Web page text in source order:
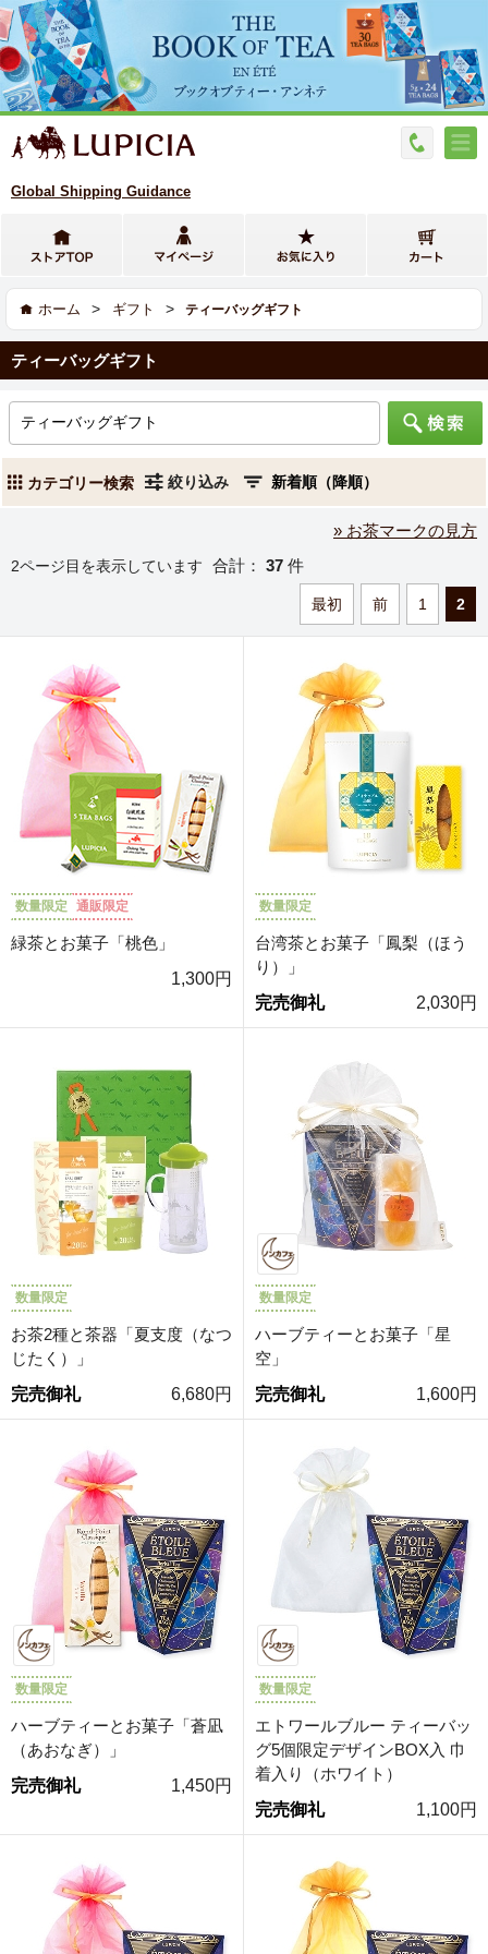
Global Shipping Guidance
ホーム > ギフト > ティーバッグギフト
ティーバッグギフト
カテゴリー検索 絞り込み
» お茶マークの見方
2ページ目を表示しています 合計： 37 件
最初 前 1 2
数量限定 通販限定
緑茶とお菓子「桃色」
1,300円
数量限定
台湾茶とお菓子「鳳梨（ほう
り）」
完売御礼
2,030円
数量限定
お茶2種と茶器「夏支度（なつ
じたく）」
完売御礼
6,680円
数量限定
ハーブティーとお菓子「星
空」
完売御礼
1,600円
数量限定
ハーブティーとお菓子「蒼凪
（あおなぎ）」
完売御礼
1,450円
数量限定
エトワールブルー ティーバッ
グ5個限定デザインBOX入 巾
着入り（ホワイト）
完売御礼
1,100円